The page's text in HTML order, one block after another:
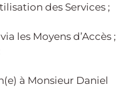
des Services ;
les Moyens d’Accès ;
à Monsieur Daniel